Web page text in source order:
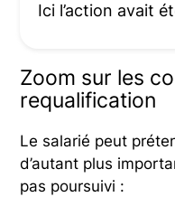
Ici l’action avait
Zoom sur les
requalification
Le salarié peut
d’autant plus
pas poursuivi :